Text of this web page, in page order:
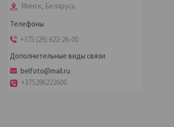
Минск, Беларусь
+375 (29) 622-26-00
belfoto@mail.ru
+375296222600